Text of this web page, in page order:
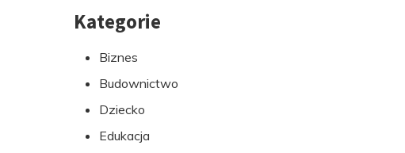
PrzejdźKategorie
Biznes
Budownictwo
Dziecko
Edukacja